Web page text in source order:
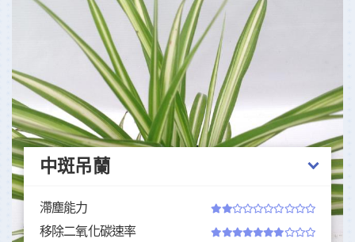
中斑吊蘭
滯塵能力
移除二氧化碳速率